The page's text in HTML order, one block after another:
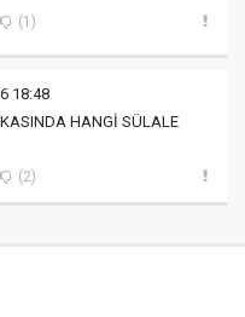
(1)
18:48
HANGİ SÜLALE
(2)